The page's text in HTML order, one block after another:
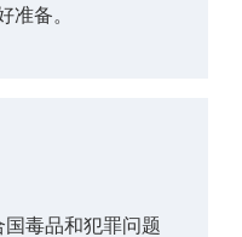
准备。
毒品和犯罪问题